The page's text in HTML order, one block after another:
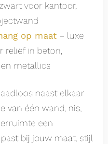
voor kantoor,
op maat – luxe
reliëf in beton,
metallics
naast elkaar
van één wand, nis,
een
bij jouw maat, stijl